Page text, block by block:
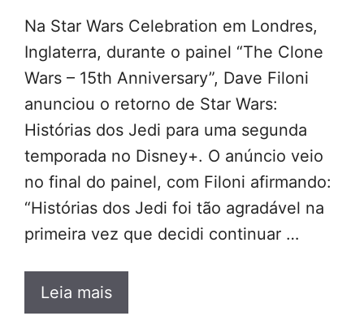
Na Star Wars Celebration em Londres,
Inglaterra, durante o painel “The Clone
Wars – 15th Anniversary”, Dave Filoni
anunciou o retorno de Star Wars:
Histórias dos Jedi para uma segunda
temporada no Disney+. O anúncio veio
no final do painel, com Filoni afirmando:
“Histórias dos Jedi foi tão agradável na
primeira vez que decidi continuar …
Leia mais